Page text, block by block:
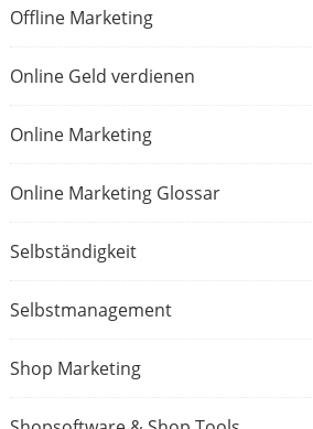
Offline Marketing
Online Geld verdienen
Online Marketing
Online Marketing Glossar
Selbständigkeit
Selbstmanagement
Shop Marketing